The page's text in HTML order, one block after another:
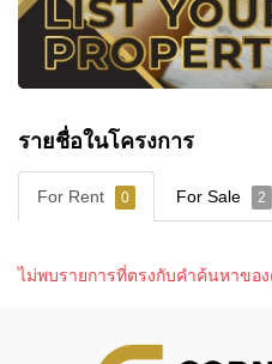
🤝 ติดต่อเราวันนี้!
👍 Facebook:
https://
https://
▶️ YouTube:
https://www.youtube.com/
รายชื่อในโครงการ
For Rent 0 For Sale 2
ไม่พบรายการที่ตรงกับคำค้นหาขอ